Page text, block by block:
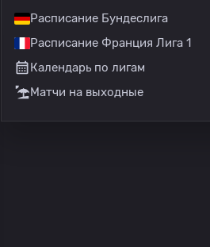
Серия D Кубок: Примавера
Расписание Бундеслига
Расписание Франция Лига 1
Календарь по лигам
Матчи на выходные